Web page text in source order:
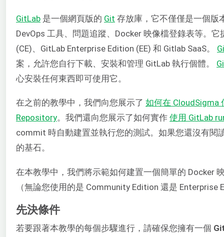
GitLab 是一個網頁版的 Git 存放庫，它不僅僅是一個版
DevOps 工具、問題追蹤、Docker 映像檔登錄表等。
(CE)、GitLab Enterprise Edition (EE) 和 Gitlab SaaS。
案，允許您自行下載、安裝和管理 GitLab 執行個體。
心安裝任何東西即可使用它。
在之前的教學中，我們向您展示了 如何在 CloudSigma
Repository。我們還向您展示了如何實作 使用 GitLab
commit 時自動建置並執行您的測試。如果您還沒有閱
的基石。
在本教學中，我們將示範如何建置一個簡單的 Docker
（無論您使用的是 Community Edition 還是
先決條件
若要跟著本教學的每個步驟進行，請確保您擁有一個